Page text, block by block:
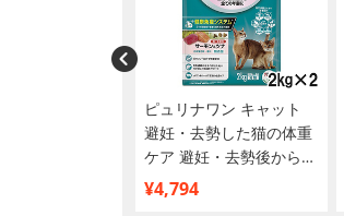
ピュリナワン キャット
避妊・去勢した猫の体重
ケア 避妊・去勢後から全
ての年齢に サーモン＆ツ
ナ 2kg×2個【まとめ買
¥4,794